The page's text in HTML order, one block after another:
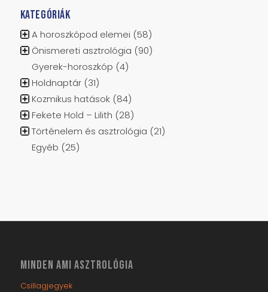
KATEGÓRIÁK
A horoszkópod elemei (58)
Önismereti asztrológia (90)
Gyerek-horoszkóp (4)
Holdnaptár(31)
Kozmikus hatások(84)
Fekete Hold – Lilith (28)
Történelem és asztrológia (21)
Egyéb (25)
MINDEN AMI ASZTROLÓGIA
Csillagjegyek